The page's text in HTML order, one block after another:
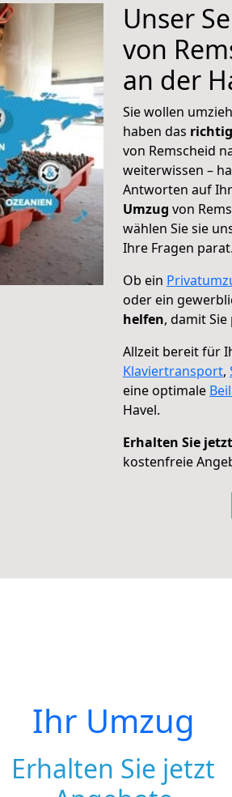
Unser
von
an der
Sie wollen
haben das
von Remscheid
weiterwissen –
Antworten auf
Umzug von
wählen Sie sie
Ihre Fragen parat.
Ob ein
oder ein
helfen, damit
Allzeit bereit für
Klaviertransport,
eine optimale
Havel.
Erhalten Sie jetzt
kostenfreie
Ihr Umzug
Erhalten Sie jetzt